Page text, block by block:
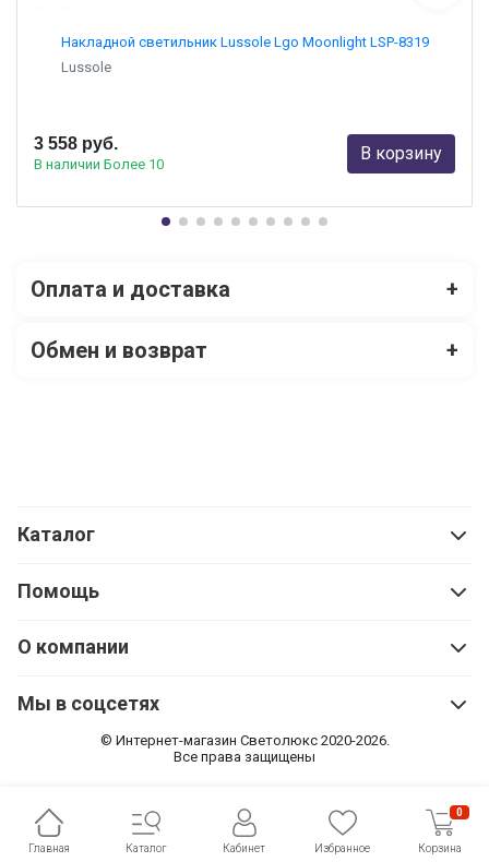
Накладной светильник Lussole Lgo Moonlight LSP-8319
Lussole
3 558 руб.
В наличии Более 10
В корзину
Оплата и доставка +
Обмен и возврат +
Главная Каталог Кабинет Избранное
0
Корзина
Каталог
Помощь
О компании
Мы в соцсетях
© Интернет-магазин Cветолюкс 2020-2026.
Все права защищены